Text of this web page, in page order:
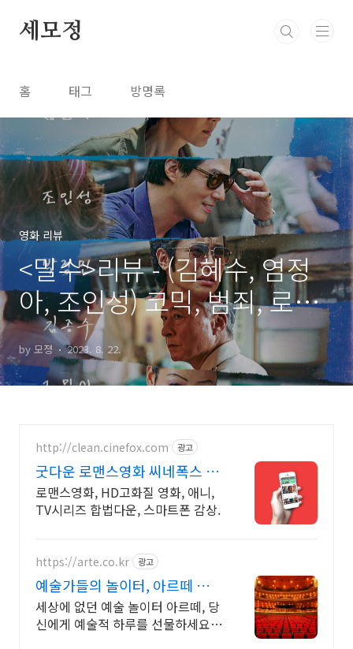
세모정
홈 태그 방명록
영화 리뷰
<밀수>리뷰 - (김혜수, 염정
아, 조인성) 코믹, 범죄, 로맨
스까지 모두 잡았을까??
by 모졍 2023. 8. 22.
http://clean.cinefox.com 광고
굿다운 로맨스영화 씨네폭스 최
대3만원+10%추가적립
로맨스영화, HD고화질 영화, 애니,
TV시리즈 합법다운, 스마트폰 감상.
https://arte.co.kr 광고
예술가들의 놀이터, 아르떼 대한
민국 문화예술 플랫폼
세상에 없던 예술 놀이터 아르떼, 당
신에게 예술적 하루를 선물하세요